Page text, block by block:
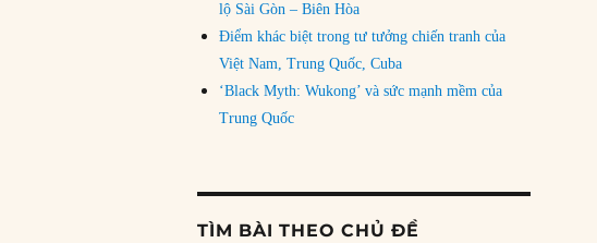
lộ Sài Gòn – Biên Hòa
Điểm khác biệt trong tư tưởng chiến tranh của
Việt Nam, Trung Quốc, Cuba
‘Black Myth: Wukong’ và sức mạnh mềm của
Trung Quốc
TÌM BÀI THEO CHỦ ĐỀ